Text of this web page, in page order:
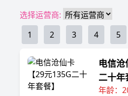
选择运营商:
1
2 3 4 5
电信沧
二十年
年龄：